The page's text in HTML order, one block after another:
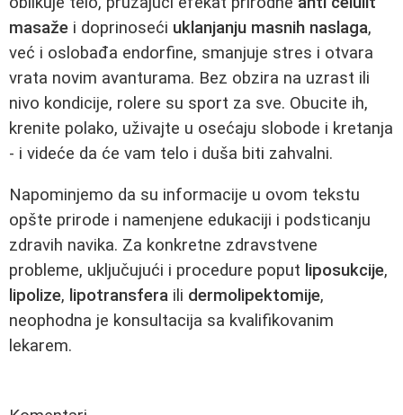
masaže i doprinoseći uklanjanju masnih naslaga,
već i oslobađa endorfine, smanjuje stres i otvara
vrata novim avanturama. Bez obzira na uzrast ili
nivo kondicije, rolere su sport za sve. Obucite ih,
krenite polako, uživajte u osećaju slobode i kretanja
- i videće da će vam telo i duša biti zahvalni.
Napominjemo da su informacije u ovom tekstu
opšte prirode i namenjene edukaciji i podsticanju
zdravih navika. Za konkretne zdravstvene
probleme, uključujući i procedure poput liposukcije,
lipolize, lipotransfera ili dermolipektomije,
neophodna je konsultacija sa kvalifikovanim
lekarem.